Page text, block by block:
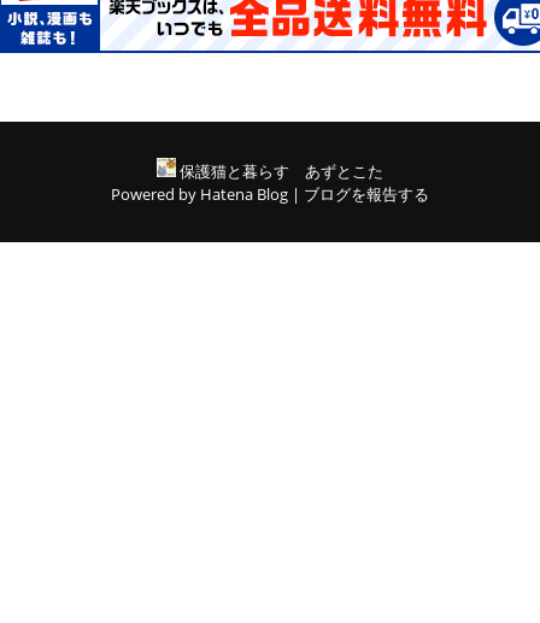
保護猫と暮らす あずとこた
Powered by Hatena Blog | ブログを報告する